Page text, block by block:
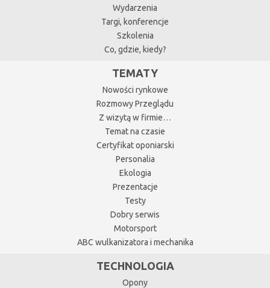
Wydarzenia
Targi, konferencje
Szkolenia
Co, gdzie, kiedy?
TEMATY
Nowości rynkowe
Rozmowy Przeglądu
Z wizytą w firmie…
Temat na czasie
Certyfikat oponiarski
Personalia
Ekologia
Prezentacje
Testy
Dobry serwis
Motorsport
ABC wulkanizatora i mechanika
TECHNOLOGIA
Opony